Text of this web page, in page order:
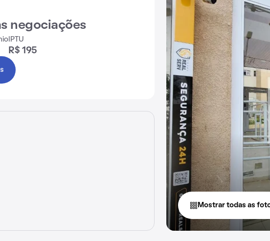
negociações
IPTU
R$ 195
Mostrar todas as